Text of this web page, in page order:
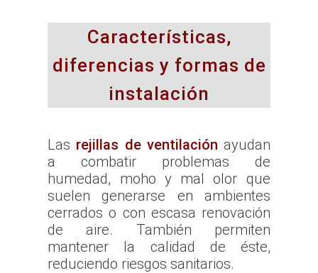
Características,
diferencias y formas de
instalación
Las rejillas de ventilación ayudan
a combatir problemas de
humedad, moho y mal olor que
suelen generarse en ambientes
cerrados o con escasa renovación
de aire. También permiten
mantener la calidad de éste,
reduciendo riesgos sanitarios.